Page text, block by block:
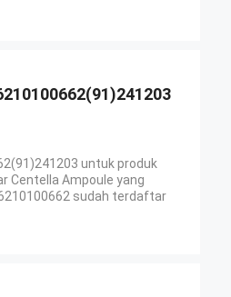
untuk produk
Centella Ampoule yang
sudah terdaftar